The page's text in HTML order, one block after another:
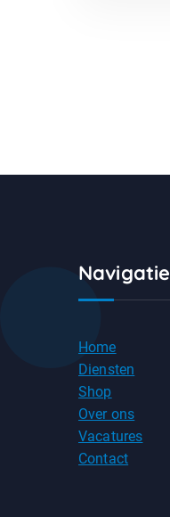
Navigatie
Home
Diensten
Shop
Over ons
Vacatures
Contact